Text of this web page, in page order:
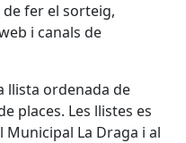
fer el sorteig,
i canals de
llista ordenada de
places. Les llistes es
Municipal La Draga i al